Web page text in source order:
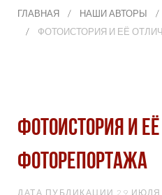
ГЛАВНАЯ НАШИ АВТОРЫ
ФОТОИСТОРИЯ И ЕЁ
ФОТОИСТОРИЯ И
ФОТОРЕПОРТАЖА
ДАТА ПУБЛИКАЦИИ 29 ИЮЛЯ